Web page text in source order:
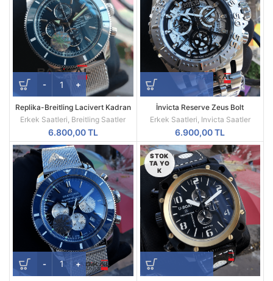
Replika-Breitling Lacivert Kadran
Hasır Kordon Kol Saati
Erkek Saatleri, Breitling Saatler
6.800,00TL
İnvicta Reserve Zeus Bolt
Kronograf 52 MM Silver Kasa
Replika Erkek Kol Saati
Erkek Saatleri, Invicta Saatler
6.900,00TL
STOK
TA YO
K